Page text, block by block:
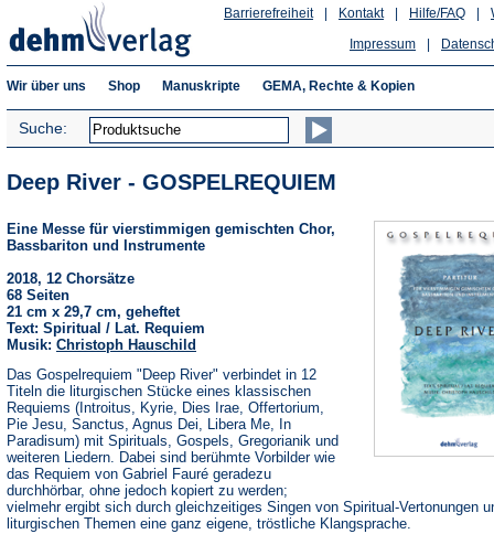
Hilfe/FAQ
Kontakt
Barrierefreiheit
Impressum
Wir über uns Shop Manuskripte GEMA, Rechte & Kopien
Suche:
Deep River - GOSPELREQUIEM
Eine Messe für vierstimmigen gemischten Chor,
Bassbariton und Instrumente
2018, 12 Chorsätze
68 Seiten
21 cm x 29,7 cm, geheftet
Text: Spiritual / Lat. Requiem
Musik: Christoph Hauschild
Das Gospelrequiem "Deep River" verbindet in 12
Titeln die liturgischen Stücke eines klassischen
Requiems (Introitus, Kyrie, Dies Irae, Offertorium,
Pie Jesu, Sanctus, Agnus Dei, Libera Me, In
Paradisum) mit Spirituals, Gospels, Gregorianik und
weiteren Liedern. Dabei sind berühmte Vorbilder wie
das Requiem von Gabriel Fauré geradezu
durchhörbar, ohne jedoch kopiert zu werden;
vielmehr ergibt sich durch gleichzeitiges Singen von Spiritual-Vertonungen
liturgischen Themen eine ganz eigene, tröstliche Klangsprache.